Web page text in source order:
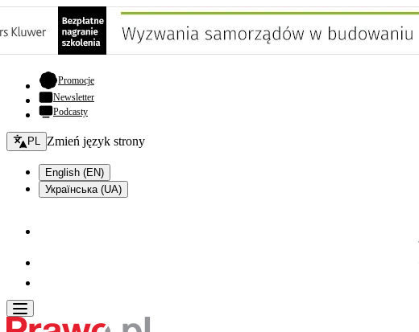
Promocje- otwiera się w nowej karcie
Newsletter
Podcasty
Zmień język - bieżący:
PL Zmień język strony
English (EN)
Українська (UA)